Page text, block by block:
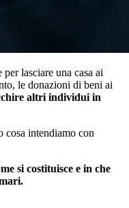
lasciare una casa ai
le donazioni di beni ai
altri individui in
cosa intendiamo con
si costituisce e in che